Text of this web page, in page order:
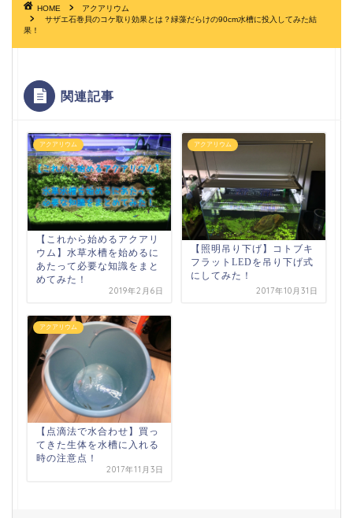
HOME
アクアリウム
サザエ石巻貝のコケ取り効果とは？緑藻だらけの90cm水槽に投入してみた結
果！
関連記事
アクアリウム
【これから始めるアクアリ
ウム】水草水槽を始めるに
あたって必要な知識をまと
めてみた！
2019年2月6日
アクアリウム
【照明吊り下げ】コトブキ
フラットLEDを吊り下げ式
にしてみた！
2017年10月31日
アクアリウム
【点滴法で水合わせ】買っ
てきた生体を水槽に入れる
時の注意点！
2017年11月3日